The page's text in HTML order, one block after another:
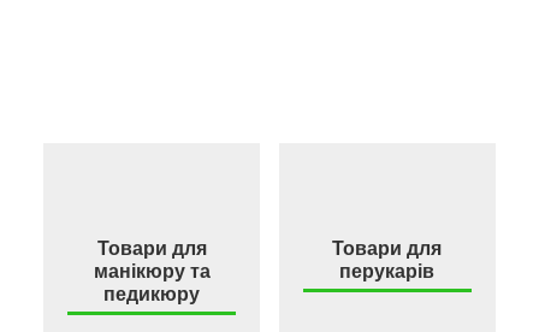
Товари для
манікюру та
педикюру
Товари для
перукарів